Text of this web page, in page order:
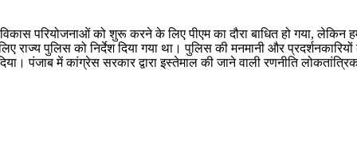
परियोजनाओं को शुरू करने के लिए पीएम का दौरा बाधित हो गया, लेकिन
राज्य पुलिस को निर्देश दिया गया था। पुलिस की मनमानी और
में कांग्रेस सरकार द्वारा इस्तेमाल की जाने वाली रणनीति लोकतांत्रिक